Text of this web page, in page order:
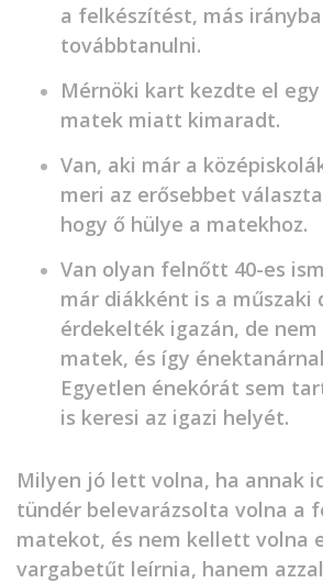
a felkészítést, más
továbbtanulni.
Mérnöki kart kezdte el egy
matek miatt kimaradt.
Van, aki már a
meri az erősebbet
hogy ő hülye a matekhoz.
Van olyan felnőtt 40-es
már diákként is a műszaki
érdekelték igazán, de
matek, és így
Egyetlen énekórát sem
is keresi az igazi helyét.
Milyen jó lett volna, ha annak
tündér belevarázsolta volna a
matekot, és nem kellett volna
vargabetűt leírnia, hanem azzal